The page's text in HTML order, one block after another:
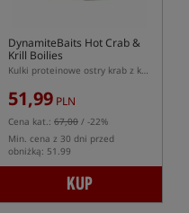
DynamiteBaits Hot Crab &
Krill Boilies
Kulki proteinowe ostry krab z krylem
51,99 PLN
Cena kat.: 67,00 / -22%
Min. cena z 30 dni przed
obniżką: 51.99
KUP